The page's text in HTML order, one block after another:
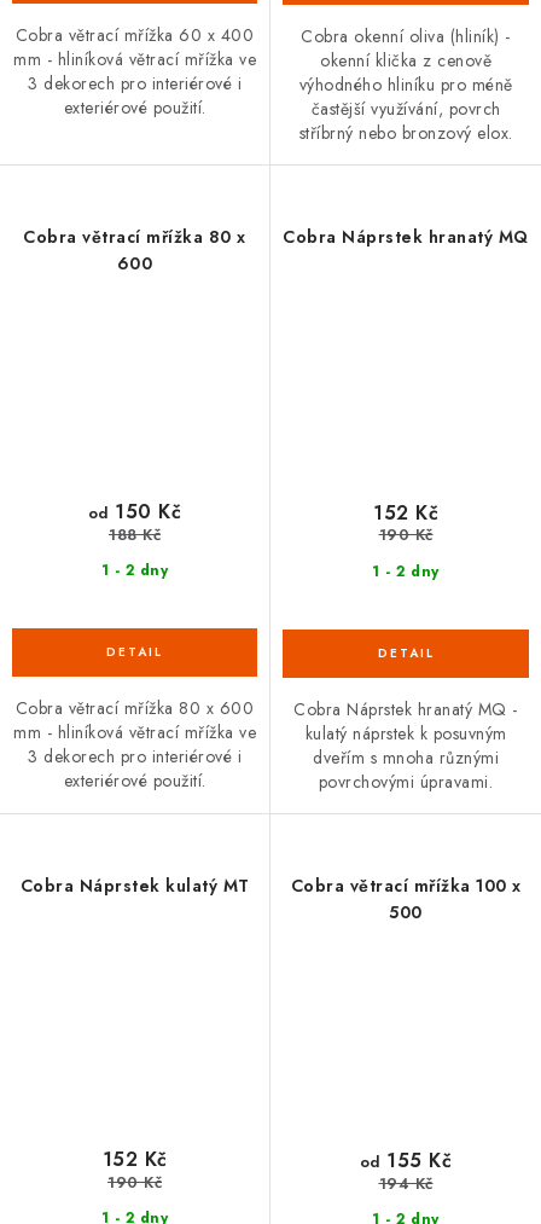
Cobra větrací mřížka 60 x 400
mm - hliníková větrací mřížka ve
3 dekorech pro interiérové i
exteriérové použití.
Cobra okenní oliva (hliník) -
okenní klička z cenově
výhodného hliníku pro méně
častější využívání, povrch
stříbrný nebo bronzový elox.
Cobra větrací mřížka 80 x
600
1 - 2 dny
od 150 Kč
188 Kč
Cobra větrací mřížka 80 x 600
mm - hliníková větrací mřížka ve
3 dekorech pro interiérové i
exteriérové použití.
Cobra Náprstek hranatý MQ
1 - 2 dny
152 Kč
190 Kč
Cobra Náprstek hranatý MQ -
kulatý náprstek k posuvným
dveřím s mnoha různými
povrchovými úpravami.
Cobra Náprstek kulatý MT
1 - 2 dny
152 Kč
190 Kč
Cobra větrací mřížka 100 x
500
1 - 2 dny
od 155 Kč
194 Kč